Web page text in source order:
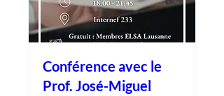
Conférence avec le
Prof. José-Miguel